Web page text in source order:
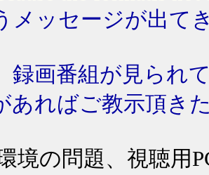
メッセージが出て
録画番組が見られ
あればご教示頂き
境の問題、視聴用